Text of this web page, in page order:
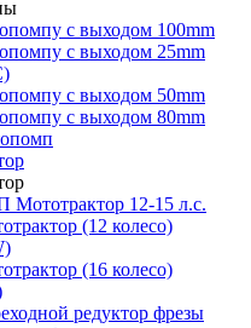
с выходом 100mm
с выходом 25mm
с выходом 50mm
с выходом 80mm
Мототрактор 12-15 л.с.
(12 колесо)
(16 колесо)
редуктор фрезы